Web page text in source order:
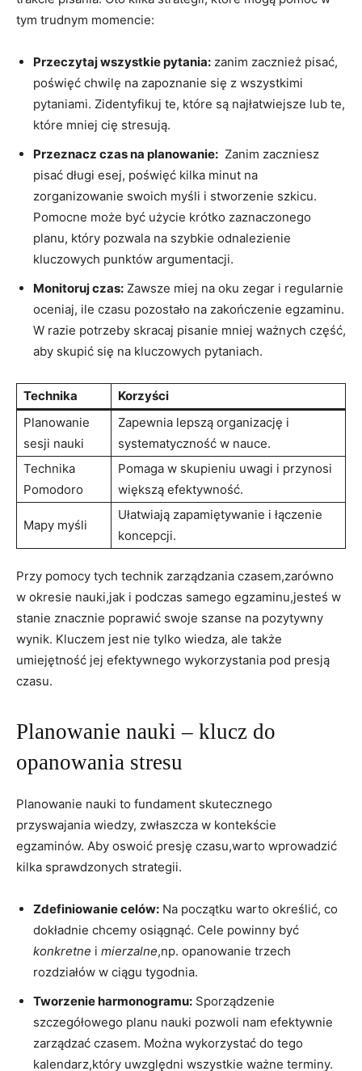
tym ‌trudnym momencie:
Przeczytaj wszystkie pytania: zanim zacznież pisać,
‍poświęć chwilę na zapoznanie się z wszystkimi
pytaniami. Zidentyfikuj te,‌ które są najłatwiejsze lub⁤ te,
które mniej ‍cię stresują.
Przeznacz czas na planowanie: ⁢ Zanim zaczniesz
pisać długi esej, poświęć kilka minut na
zorganizowanie swoich myśli i stworzenie szkicu.
Pomocne może być użycie krótko zaznaczonego⁣
planu, który pozwala na szybkie odnalezienie⁢
kluczowych punktów ⁣argumentacji.
Monitoruj czas: Zawsze miej na oku zegar ⁣i regularnie
oceniaj, ile czasu pozostało ⁤na zakończenie egzaminu.
W razie potrzeby skracaj pisanie mniej ważnych część,
aby skupić się na kluczowych ⁣pytaniach.
Technika
Korzyści
Planowanie
sesji nauki
Zapewnia lepszą organizację i
systematyczność w nauce.
Technika
Pomodoro
Pomaga⁢ w skupieniu uwagi i przynosi⁤
większą efektywność.
Mapy myśli
Ułatwiają zapamiętywanie i łączenie
koncepcji.
Przy pomocy tych technik zarządzania czasem,zarówno‍
w ​okresie nauki,jak⁤ i podczas samego egzaminu,jesteś w
stanie znacznie poprawić swoje szanse na pozytywny‌
wynik. ⁢Kluczem jest nie tylko wiedza, ale także
umiejętność ⁣jej efektywnego wykorzystania ⁣pod presją⁣
czasu.
Planowanie nauki​ – klucz ⁢do
opanowania stresu
Planowanie nauki to fundament skutecznego
przyswajania wiedzy, zwłaszcza w kontekście
egzaminów. Aby oswoić presję czasu,warto wprowadzić
kilka sprawdzonych strategii.
Zdefiniowanie celów: Na⁢ początku warto określić, co
dokładnie chcemy osiągnąć. Cele powinny być
konkretne i mierzalne,np. opanowanie trzech
rozdziałów w ciągu tygodnia.
Tworzenie harmonogramu: Sporządzenie
szczegółowego planu nauki pozwoli nam efektywnie
zarządzać czasem. Można wykorzystać do tego
kalendarz,który uwzględni wszystkie ważne​ terminy.